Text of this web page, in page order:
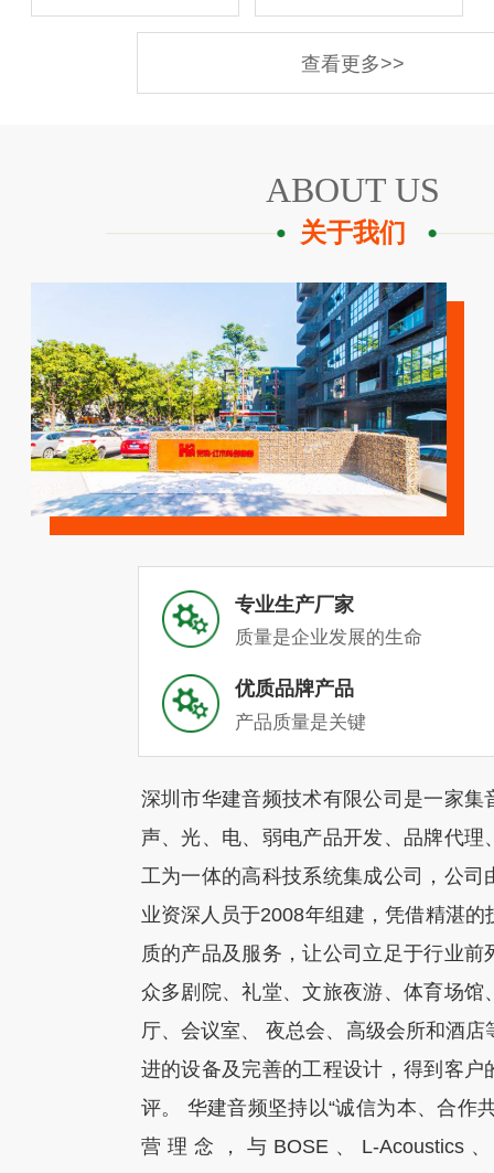
查看更多>>
ABOUT US
关于我们
专业生产厂家
质量是企业发展的生命
优质品牌产品
产品质量是关键
深圳市华建音频技术有限公司是一家集
声、光、电、弱电产品开发、品牌代理
工为一体的高科技系统集成公司，公司
业资深人员于2008年组建，凭借精湛的
质的产品及服务，让公司立足于行业前
众多剧院、礼堂、文旅夜游、体育场馆
厅、会议室、 夜总会、高级会所和酒店
进的设备及完善的工程设计，得到客户
评。 华建音频坚持以“诚信为本、合作
营理念，与BOSE、L-Acoustics